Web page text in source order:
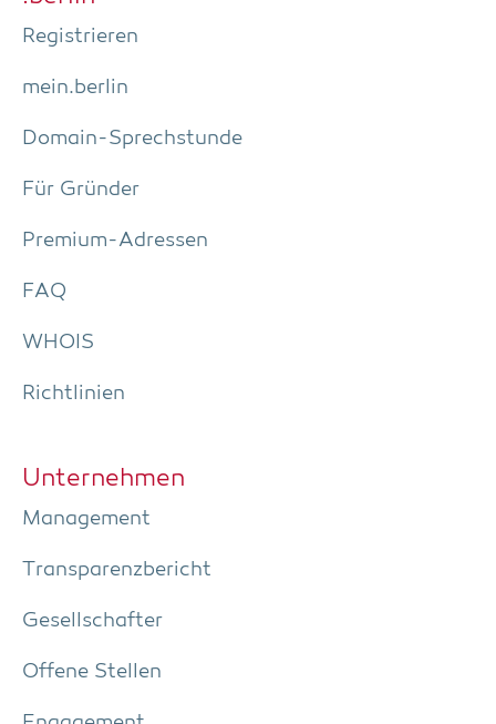
Regis­trie­ren
mein.berlin
Domain-Sprech­stun­de
Für Grün­der
Pre­­mi­um-Adres­­sen
FAQ
WHOIS
Richt­li­ni­en
Unter­neh­men
Manage­ment
Trans­pa­renz­be­richt
Gesell­schaf­ter
Offe­ne Stellen